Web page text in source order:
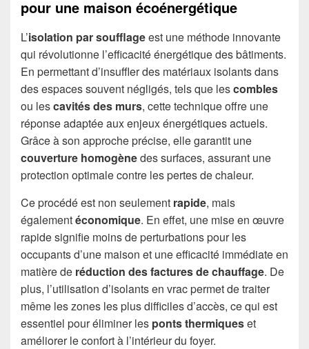
pour une maison écoénergétique
L’isolation par soufflageest une méthode innovante
qui révolutionne l’efficacité énergétique des bâtiments.
En permettant d’insuffler des matériaux isolants dans
des espaces souvent négligés, tels que lescombles
ou lescavités des murs, cette technique offre une
réponse adaptée aux enjeux énergétiques actuels.
Grâce à son approche précise, elle garantit une
couverture homogènedes surfaces, assurant une
protection optimale contre les pertes de chaleur.
Ce procédé est non seulement rapide, mais
égalementéconomique. En effet, une mise en œuvre
rapide signifie moins de perturbations pour les
occupants d’une maison et une efficacité immédiate en
matière de réduction des factures de chauffage. De
plus, l’utilisation d’isolants en vrac permet de traiter
même les zones les plus difficiles d’accès, ce qui est
essentiel pour éliminer les ponts thermiqueset
améliorer le confort à l’intérieur du foyer.